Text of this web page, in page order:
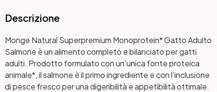
Descrizione
Monge Natural Superpremium Monoprotein* Gatto Adulto
Salmone è un alimento completo e bilanciato per gatti
adulti. Prodotto formulato con un’unica fonte proteica
animale*, il salmone è il primo ingrediente e con l’inclusione
di pesce fresco per una digeribilità e appetibilità ottimale.